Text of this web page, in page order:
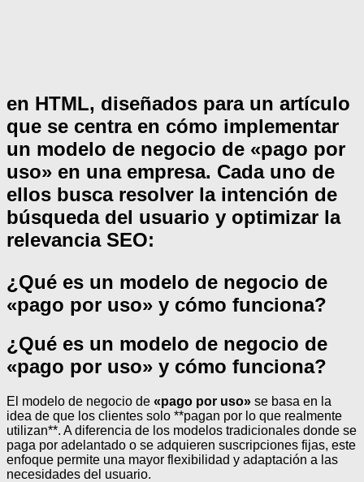
en HTML, diseñados para un artículo
que se centra en cómo implementar
un modelo de negocio de «pago por
uso» en una empresa. Cada uno de
ellos busca resolver la intención de
búsqueda del usuario y optimizar la
relevancia SEO:
¿Qué es un modelo de negocio de
«pago por uso» y cómo funciona?
¿Qué es un modelo de negocio de
«pago por uso» y cómo funciona?
El modelo de negocio de «pago por uso» se basa en la
idea de que los clientes solo **pagan por lo que realmente
utilizan**. A diferencia de los modelos tradicionales donde se
paga por adelantado o se adquieren suscripciones fijas, este
enfoque permite una mayor flexibilidad y adaptación a las
necesidades del usuario.